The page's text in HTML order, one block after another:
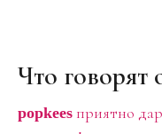
Что говорят
popkees приятно